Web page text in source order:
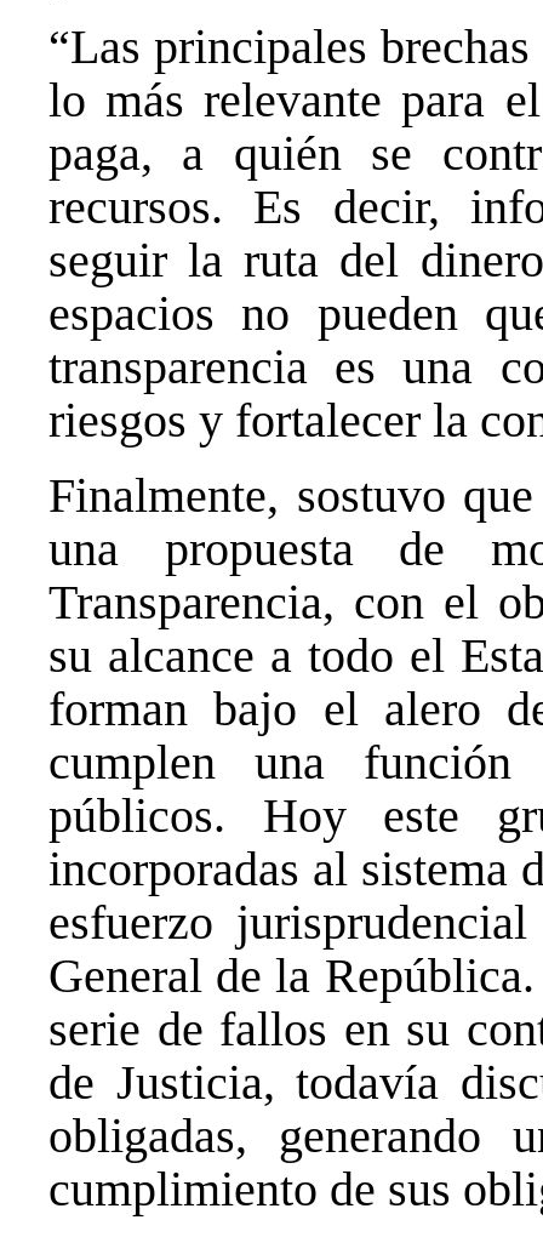
“Las principales
lo más relevante para
paga, a quién se
recursos. Es decir,
seguir la ruta del
espacios no pueden
transparencia es una
riesgos y fortalecer la
Finalmente, sostuvo
una propuesta de
Transparencia, con el
su alcance a todo el
forman bajo el alero
cumplen una función
públicos. Hoy este
incorporadas al sistema
esfuerzo
General de la
serie de fallos en su
de Justicia, todavía
obligadas, generando
cumplimiento de sus